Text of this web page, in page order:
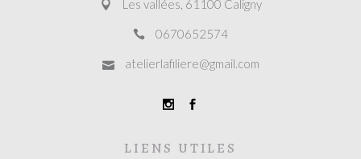
Les vallées, 61100 Caligny
0670652574
atelierlafiliere@gmail.com
LIENS UTILES